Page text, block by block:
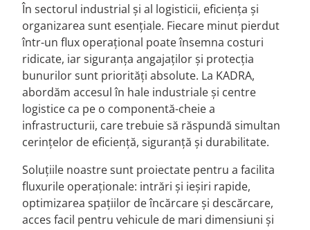
În sectorul industrial și al logisticii, eficiența și
organizarea sunt esențiale. Fiecare minut pierdut
într-un flux operațional poate însemna costuri
ridicate, iar siguranța angajaților și protecția
bunurilor sunt priorități absolute. La KADRA,
abordăm accesul în hale industriale și centre
logistice ca pe o componentă-cheie a
infrastructurii, care trebuie să răspundă simultan
cerințelor de eficiență, siguranță și durabilitate.
Soluțiile noastre sunt proiectate pentru a facilita
fluxurile operaționale: intrări și ieșiri rapide,
optimizarea spațiilor de încărcare și descărcare,
acces facil pentru vehicule de mari dimensiuni și